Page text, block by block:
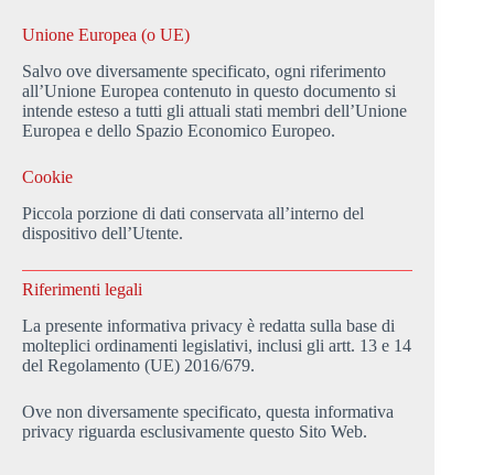
Unione Europea (o UE)
Salvo ove diversamente specificato, ogni riferimento
all’Unione Europea contenuto in questo documento si
intende esteso a tutti gli attuali stati membri dell’Unione
Europea e dello Spazio Economico Europeo.
Cookie
Piccola porzione di dati conservata all’interno del
dispositivo dell’Utente.
Riferimenti legali
La presente informativa privacy è redatta sulla base di
molteplici ordinamenti legislativi, inclusi gli artt. 13 e 14
del Regolamento (UE) 2016/679.
Ove non diversamente specificato, questa informativa
privacy riguarda esclusivamente questo Sito Web.